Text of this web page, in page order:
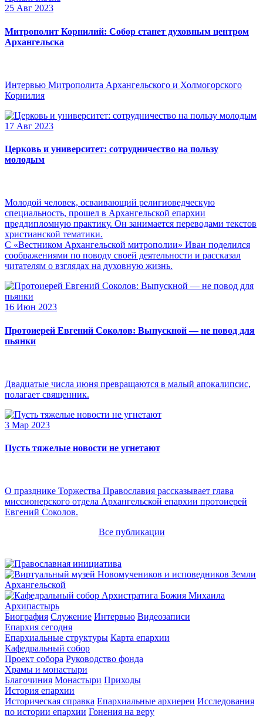
25 Авг 2023
Митрополит Корнилий: Собор станет духовным центром
Архангельска
Интервью Митрополита Архангельского и Холмогорского
Корнилия
17 Авг 2023
Церковь и университет: сотрудничество на пользу
молодым
Молодой человек, осваивающий религиоведческую
специальность, прошел в Архангельской епархии
преддипломную практику. Он занимается переводами текстов
христианской тематики.
С «Вестником Архангельской митрополии» Иван поделился
соображениями по поводу своей деятельности и рассказал
читателям о взглядах на духовную жизнь.
16 Июн 2023
Протоиерей Евгений Соколов: Выпускной — не повод для
пьянки
Двадцатые числа июня превращаются в малый апокалипсис,
полагает священник.
3 Мар 2023
Пусть тяжелые новости не угнетают
О празднике Торжества Православия рассказывает глава
миссионерского отдела Архангельской епархии протоиерей
Евгений Соколов.
Все публикации
Архипастырь
Биография Служение Интервью Видеозаписи
Епархия сегодня
Епархиальные структуры Карта епархии
Кафедральный собор
Проект собора Руководство фонда
Храмы и монастыри
Благочиния Монастыри Приходы
История епархии
Историческая справка Епархиальные архиереи Исследования
по истории епархии Гонения на веру